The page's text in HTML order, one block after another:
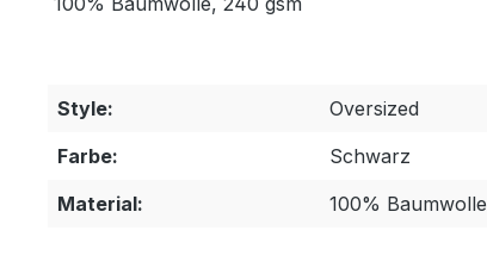
Style:
Oversized
Farbe:
Schwarz
Material:
100% Baumwolle